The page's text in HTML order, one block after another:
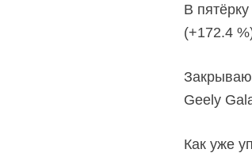
В
(+172.4
Geely
Как уже